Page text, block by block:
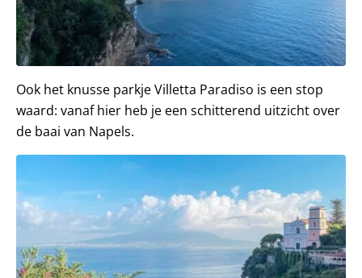
Ook het knusse parkje Villetta Paradiso is een stop
waard: vanaf hier heb je een schitterend uitzicht over
de baai van Napels.